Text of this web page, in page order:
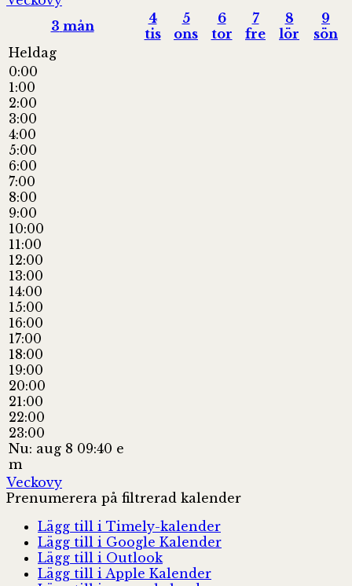
3 mån
4
tis
5
ons
6
tor
7
fre
8
lör
9
sön
Heldag
0:00
1:00
2:00
3:00
4:00
5:00
6:00
7:00
8:00
9:00
10:00
11:00
12:00
13:00
14:00
15:00
16:00
17:00
18:00
19:00
20:00
21:00
22:00
23:00
Nu: aug 8 09:40 e
m
Veckovy
Prenumerera på filtrerad kalender
Lägg till i Timely-kalender
Lägg till i Google Kalender
Lägg till i Outlook
Lägg till i Apple Kalender